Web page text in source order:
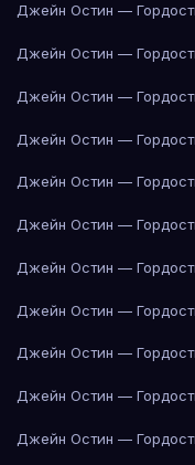
Джейн Остин —
Джейн Остин —
Джейн Остин —
Джейн Остин —
Джейн Остин —
Джейн Остин —
Джейн Остин —
Джейн Остин —
Джейн Остин —
Джейн Остин —
Джейн Остин —